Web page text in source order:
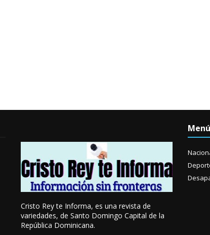
Cristo Rey te Informa, es una revista de
variedades, de Santo Domingo Capital de la
República Dominicana.
Menú